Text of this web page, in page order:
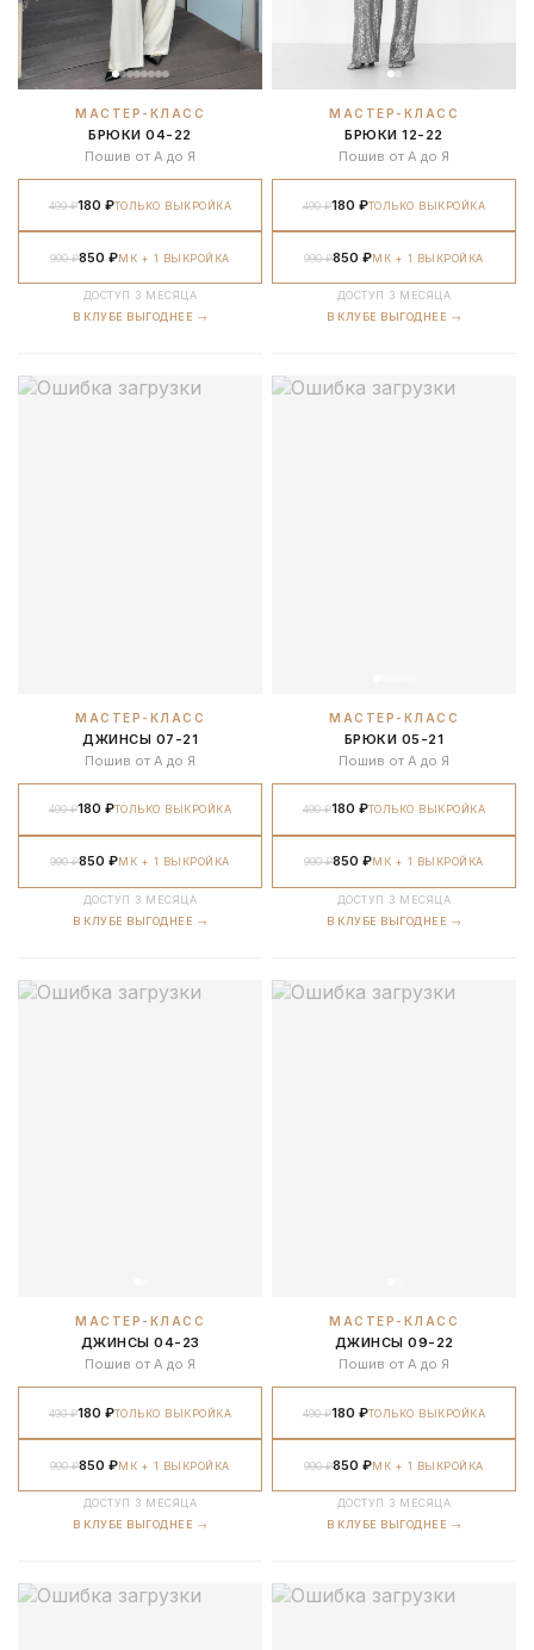
МАСТЕР-КЛАСС
БРЮКИ 04-22
Пошив от А до Я
490 ₽180 ₽ТОЛЬКО ВЫКРОЙКА
990 ₽850 ₽МК + 1 ВЫКРОЙКА
ДОСТУП 3 МЕСЯЦА
В КЛУБЕ ВЫГОДНЕЕ →
МАСТЕР-КЛАСС
БРЮКИ 12-22
Пошив от А до Я
490 ₽180 ₽ТОЛЬКО ВЫКРОЙКА
990 ₽850 ₽МК + 1 ВЫКРОЙКА
ДОСТУП 3 МЕСЯЦА
В КЛУБЕ ВЫГОДНЕЕ →
МАСТЕР-КЛАСС
ДЖИНСЫ 07-21
Пошив от А до Я
490 ₽180 ₽ТОЛЬКО ВЫКРОЙКА
990 ₽850 ₽МК + 1 ВЫКРОЙКА
ДОСТУП 3 МЕСЯЦА
В КЛУБЕ ВЫГОДНЕЕ →
МАСТЕР-КЛАСС
БРЮКИ 05-21
Пошив от А до Я
490 ₽180 ₽ТОЛЬКО ВЫКРОЙКА
990 ₽850 ₽МК + 1 ВЫКРОЙКА
ДОСТУП 3 МЕСЯЦА
В КЛУБЕ ВЫГОДНЕЕ →
МАСТЕР-КЛАСС
ДЖИНСЫ 04-23
Пошив от А до Я
490 ₽180 ₽ТОЛЬКО ВЫКРОЙКА
990 ₽850 ₽МК + 1 ВЫКРОЙКА
ДОСТУП 3 МЕСЯЦА
В КЛУБЕ ВЫГОДНЕЕ →
МАСТЕР-КЛАСС
ДЖИНСЫ 09-22
Пошив от А до Я
490 ₽180 ₽ТОЛЬКО ВЫКРОЙКА
990 ₽850 ₽МК + 1 ВЫКРОЙКА
ДОСТУП 3 МЕСЯЦА
В КЛУБЕ ВЫГОДНЕЕ →